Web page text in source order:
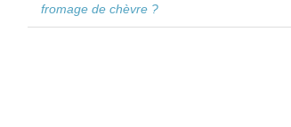
fromage de chèvre ?